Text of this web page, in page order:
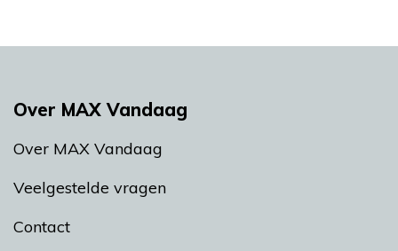
Over MAX Vandaag
Over MAX Vandaag
Veelgestelde vragen
Contact